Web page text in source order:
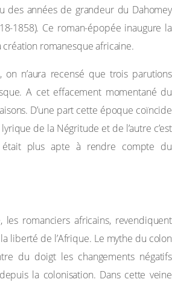
des années de grandeur du Dahomey
1858). Ce roman-épopée inaugure la
romanesque africaine.
on n’aura recensé que trois parutions
A cet effacement momentané du
D’une part cette époque coïncide
de la Négritude et de l’autre c’est
plus apte à rendre compte du
les romanciers africains, revendiquent
liberté de l’Afrique. Le mythe du colon
du doigt les changements négatifs
la colonisation. Dans cette veine